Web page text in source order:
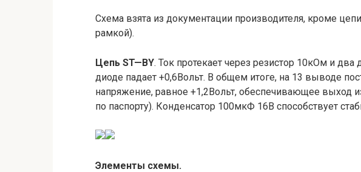
Схема взята из документации производителя, кроме
рамкой).
Цепь ST—BY. Ток протекает через резистор 10кОм и
диоде падает +0,6Вольт. В общем итоге, на 13 выводе
напряжение, равное +1,2Вольт, обеспечивающее выход
по паспорту). Конденсатор 100мкФ 16В способствует
Элементы схемы.